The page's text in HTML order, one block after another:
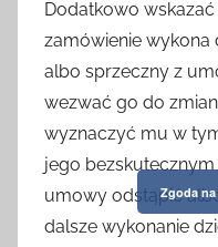
Dodatkowo
zamówienie wykona
albo sprzeczny z
wezwać go do
wyznaczyć mu w
jego
umowy odstąpić
dalsze wykonanie
Zgoda